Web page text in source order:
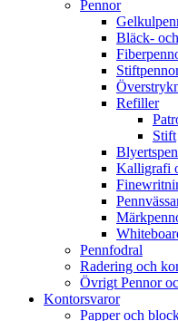
Pennor
Bläck-
Refiller
Stift
Kalligrafi
Pennfodral
Radering och
Övrigt Pennor
Kontorsvaror
Papper och